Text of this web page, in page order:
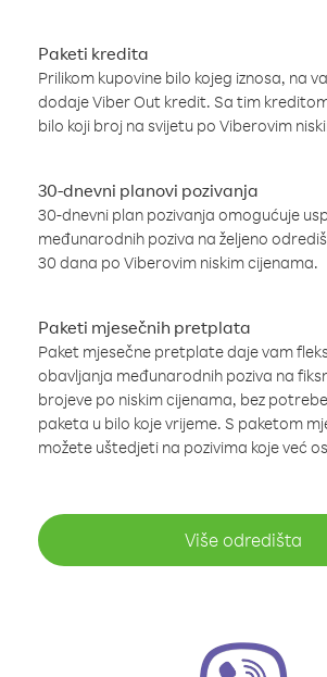
Paketi kredita
Prilikom kupovine bilo kojeg iznosa, na
dodaje Viber Out kredit. Sa tim
bilo koji broj na svijetu po Viberovim
30-dnevni planovi pozivanja
30-dnevni plan pozivanja omogućuje
međunarodnih poziva na željeno
30 dana po Viberovim niskim cijenama.
Paketi mjesečnih pretplata
Paket mjesečne pretplate daje vam
obavljanja međunarodnih poziva na
brojeve po niskim cijenama, bez
paketa u bilo koje vrijeme. S paketom
možete uštedjeti na pozivima koje već
Više odredišta